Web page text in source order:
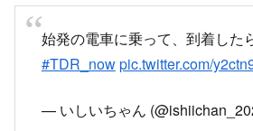
始発の電車に乗って、到着し
#TDR_now pic.twitter.com/
13, 2022